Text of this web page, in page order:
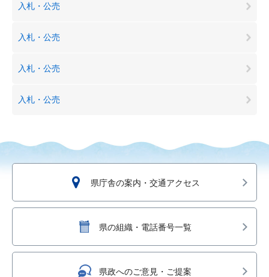
入札・公売
入札・公売
入札・公売
入札・公売
県庁舎の案内・交通アクセス
県の組織・電話番号一覧
県政へのご意見・ご提案